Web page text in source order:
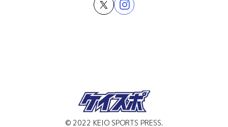
© 2022 KEIO SPORTS PRESS.